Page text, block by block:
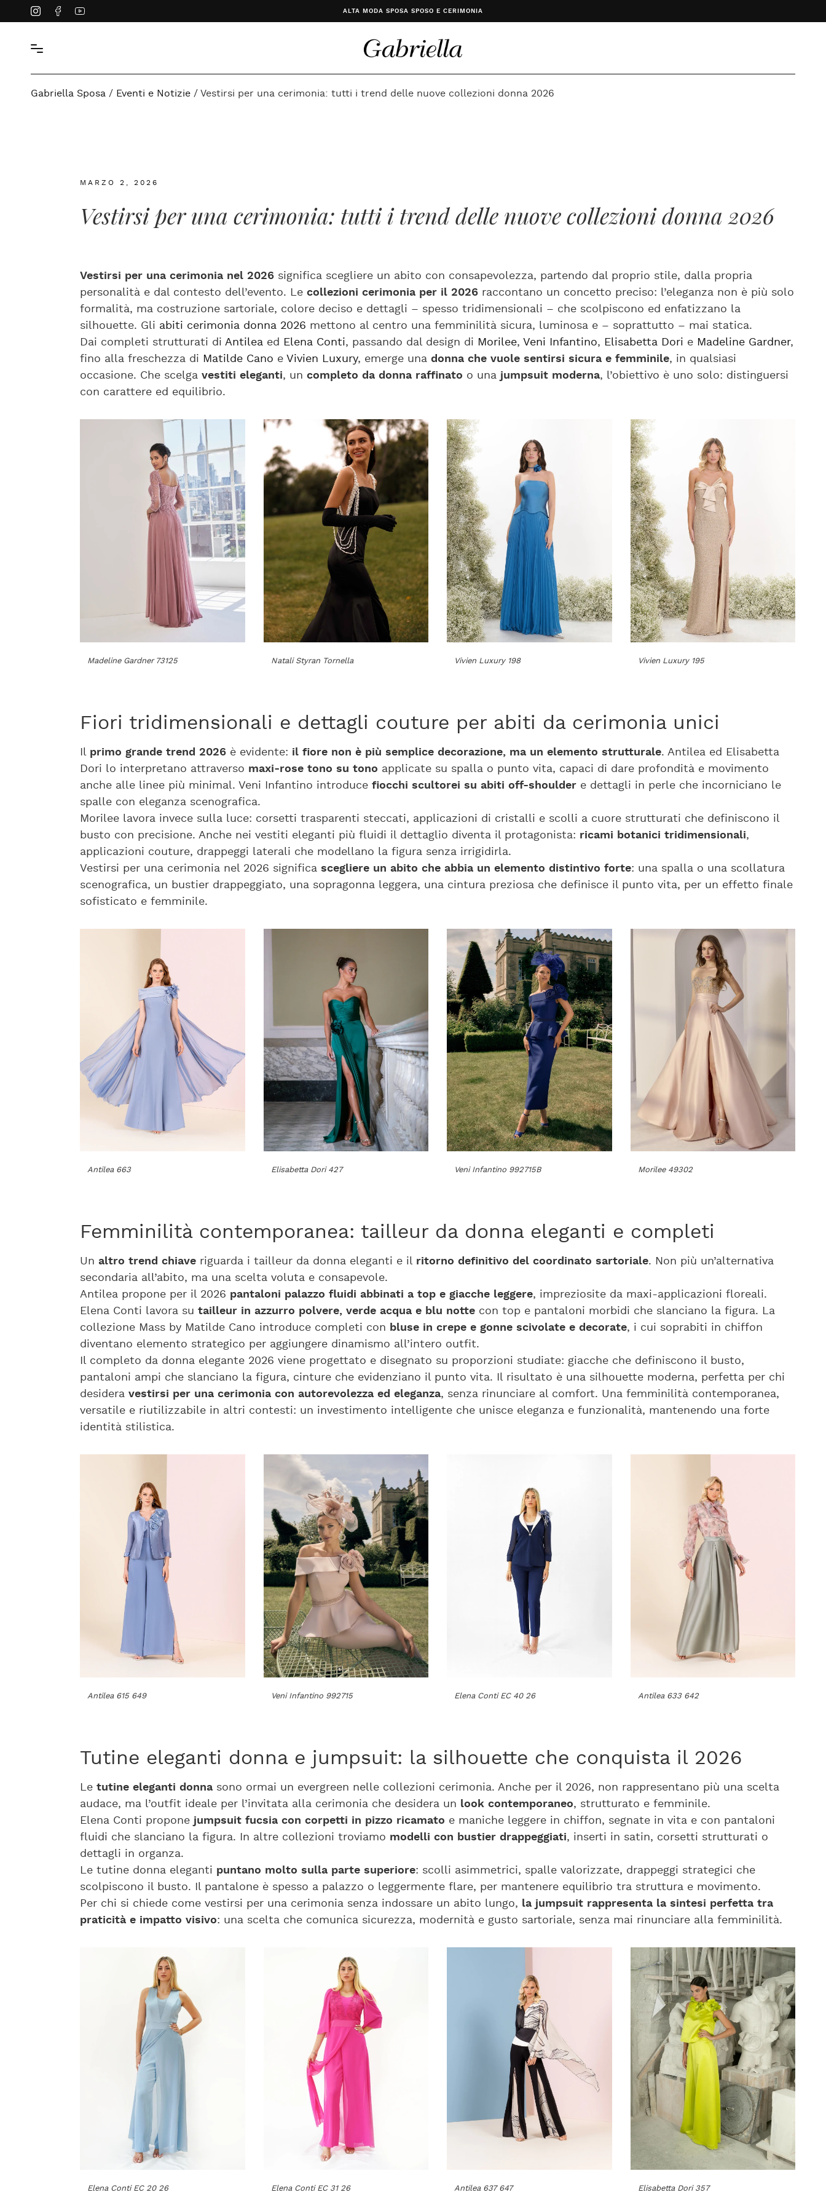
Instagram
Facebook
YouTube ALTA MODA SPOSA SPOSO E CERIMONIA
Gabriella Sposa / Eventi e Notizie / Vestirsi per una cerimonia: tutti i trend delle nuove collezioni donna 2026
MARZO 2, 2026
Vestirsi per una cerimonia: tutti i trend delle nuove collezioni donna 2026
Vestirsi per una cerimonia nel 2026 significa scegliere un abito con consapevolezza, partendo dal proprio stile, dalla propria
personalità e dal contesto dell’evento. Le collezioni cerimonia per il 2026 raccontano un concetto preciso: l’eleganza non è più solo
formalità, ma costruzione sartoriale, colore deciso e dettagli – spesso tridimensionali – che scolpiscono ed enfatizzano la
silhouette. Gli abiti cerimonia donna 2026 mettono al centro una femminilità sicura, luminosa e – soprattutto – mai statica.
Dai completi strutturati di Antilea ed Elena Conti, passando dal design di Morilee, Veni Infantino, Elisabetta Dori e Madeline Gardner,
fino alla freschezza di
Matilde Cano e Vivien Luxury, emerge una donna che vuole sentirsi sicura e femminile, in qualsiasi
occasione. Che scelga vestiti eleganti, un completo da donna raffinato o una jumpsuit moderna, l’obiettivo è uno solo: distinguersi
con carattere ed equilibrio.
Madeline Gardner 73125 Natali Styran Tornella Vivien Luxury 198 Vivien Luxury 195
Fiori tridimensionali e dettagli couture per abiti da cerimonia unici
Il primo grande trend 2026 è evidente: il fiore non è più semplice decorazione, ma un elemento strutturale. Antilea ed Elisabetta
Dori lo interpretano attraverso maxi-rose tono su tono applicate su spalla o punto vita, capaci di dare profondità e movimento
anche alle linee più minimal. Veni Infantino introduce fiocchi scultorei su abiti off-shoulder e dettagli in perle che incorniciano le
spalle con eleganza scenografica.
Morilee lavora invece sulla luce: corsetti trasparenti steccati, applicazioni di cristalli e scolli a cuore strutturati che definiscono il
busto con precisione. Anche nei vestiti eleganti più fluidi il dettaglio diventa il protagonista: ricami botanici tridimensionali,
applicazioni couture, drappeggi laterali che modellano la figura senza irrigidirla.
Vestirsi per una cerimonia nel 2026 significa scegliere un abito che abbia un elemento distintivo forte: una spalla o una scollatura
scenografica, un bustier drappeggiato, una sopragonna leggera, una cintura preziosa che definisce il punto vita, per un effetto finale
sofisticato e femminile.
Antilea 663 Elisabetta Dori 427 Veni Infantino 992715B Morilee 49302
Femminilità contemporanea: tailleur da donna eleganti e completi
Un altro trend chiave riguarda i tailleur da donna eleganti e il ritorno definitivo del coordinato sartoriale. Non più un’alternativa
secondaria all’abito, ma una scelta voluta e consapevole.
Antilea propone per il 2026 pantaloni palazzo fluidi abbinati a top e giacche leggere, impreziosite da maxi-applicazioni floreali.
Elena Conti lavora su tailleur in azzurro polvere, verde acqua e blu notte con top e pantaloni morbidi che slanciano la figura. La
collezione Mass by Matilde Cano introduce completi con bluse in crepe e gonne scivolate e decorate, i cui soprabiti in chiffon
diventano elemento strategico per aggiungere dinamismo all’intero outfit.
Il completo da donna elegante 2026 viene progettato e disegnato su proporzioni studiate: giacche che definiscono il busto,
pantaloni ampi che slanciano la figura, cinture che evidenziano il punto vita. Il risultato è una silhouette moderna, perfetta per chi
desidera vestirsi per una cerimonia con autorevolezza ed eleganza, senza rinunciare al comfort. Una femminilità contemporanea,
versatile e riutilizzabile in altri contesti: un investimento intelligente che unisce eleganza e funzionalità, mantenendo una forte
identità stilistica.
Antilea 615 649 Veni Infantino 992715 Elena Conti EC 40 26 Antilea 633 642
Tutine eleganti donna e jumpsuit: la silhouette che conquista il 2026
Le tutine eleganti donna sono ormai un evergreen nelle collezioni cerimonia. Anche per il 2026, non rappresentano più una scelta
audace, ma l’outfit ideale per l’invitata alla cerimonia che desidera un look contemporaneo, strutturato e femminile.
Elena Conti propone jumpsuit fucsia con corpetti in pizzo ricamato e maniche leggere in chiffon, segnate in vita e con pantaloni
fluidi che slanciano la figura. In altre collezioni troviamo modelli con bustier drappeggiati, inserti in satin, corsetti strutturati o
dettagli in organza.
Le tutine donna eleganti puntano molto sulla parte superiore: scolli asimmetrici, spalle valorizzate, drappeggi strategici che
scolpiscono il busto. Il pantalone è spesso a palazzo o leggermente flare, per mantenere equilibrio tra struttura e movimento.
Per chi si chiede come vestirsi per una cerimonia senza indossare un abito lungo, la jumpsuit rappresenta la sintesi perfetta tra
praticità e impatto visivo: una scelta che comunica sicurezza, modernità e gusto sartoriale, senza mai rinunciare alla femminilità.
Elena Conti EC 20 26 Elena Conti EC 31 26 Antilea 637 647 Elisabetta Dori 357